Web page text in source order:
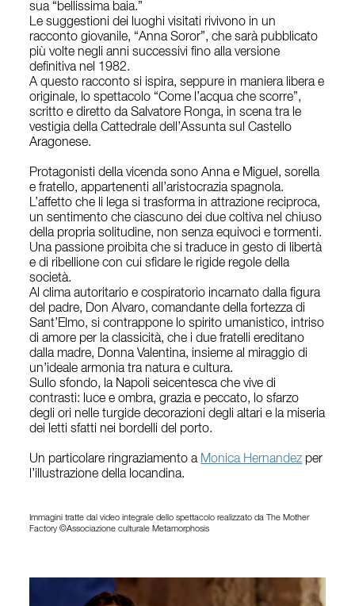
sua “bellissima baia.”
Le suggestioni dei luoghi visitati rivivono in un
racconto giovanile, “Anna Soror”, che sarà pubblicato
più volte negli anni successivi fino alla versione
definitiva nel 1982.
A questo racconto si ispira, seppure in maniera libera e
originale, lo spettacolo “Come l’acqua che scorre”,
scritto e diretto da Salvatore Ronga, in scena tra le
vestigia della Cattedrale dell’Assunta sul Castello
Aragonese.
Protagonisti della vicenda sono Anna e Miguel, sorella
e fratello, appartenenti all’aristocrazia spagnola.
L’affetto che li lega si trasforma in attrazione reciproca,
un sentimento che ciascuno dei due coltiva nel chiuso
della propria solitudine, non senza equivoci e tormenti.
Una passione proibita che si traduce in gesto di libertà
e di ribellione con cui sfidare le rigide regole della
società.
Al clima autoritario e cospiratorio incarnato dalla figura
del padre, Don Alvaro, comandante della fortezza di
Sant’Elmo, si contrappone lo spirito umanistico, intriso
di amore per la classicità, che i due fratelli ereditano
dalla madre, Donna Valentina, insieme al miraggio di
un’ideale armonia tra natura e cultura.
Sullo sfondo, la Napoli seicentesca che vive di
contrasti: luce e ombra, grazia e peccato, lo sfarzo
degli ori nelle turgide decorazioni degli altari e la miseria
dei letti sfatti nei bordelli del porto.
Un particolare ringraziamento a Monica Hernandez per
l’illustrazione della locandina.
Immagini tratte dal video integrale dello spettacolo realizzato da The Mother
Factory ©Associazione culturale Metamorphosis